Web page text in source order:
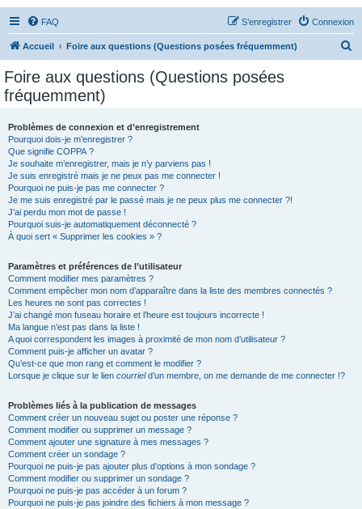
FAQ Connexion
S’enregistrer
Accueil Foire aux questions (Questions posées fréquemment)
Foire aux questions (Questions posées
fréquemment)
Problèmes de connexion et d’enregistrement
Pourquoi dois-je m’enregistrer ?
Que signifie COPPA ?
Je souhaite m’enregistrer, mais je n’y parviens pas !
Je suis enregistré mais je ne peux pas me connecter !
Pourquoi ne puis-je pas me connecter ?
Je me suis enregistré par le passé mais je ne peux plus me connecter ?!
J’ai perdu mon mot de passe !
Pourquoi suis-je automatiquement déconnecté ?
À quoi sert « Supprimer les cookies » ?
Paramètres et préférences de l’utilisateur
Comment modifier mes paramètres ?
Comment empêcher mon nom d’apparaître dans la liste des membres connectés ?
Les heures ne sont pas correctes !
J’ai changé mon fuseau horaire et l’heure est toujours incorrecte !
Ma langue n’est pas dans la liste !
A quoi correspondent les images à proximité de mon nom d’utilisateur ?
Comment puis-je afficher un avatar ?
Qu’est-ce que mon rang et comment le modifier ?
Lorsque je clique sur le lien courrield’un membre, on me demande de me connecter !?
Problèmes liés à la publication de messages
Comment créer un nouveau sujet ou poster une réponse ?
Comment modifier ou supprimer un message ?
Comment ajouter une signature à mes messages ?
Comment créer un sondage ?
Pourquoi ne puis-je pas ajouter plus d’options à mon sondage ?
Comment modifier ou supprimer un sondage ?
Pourquoi ne puis-je pas accéder à un forum ?
Pourquoi ne puis-je pas joindre des fichiers à mon message ?